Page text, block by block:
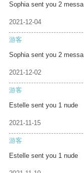
Sophia sent you 2 messa
2021-12-04
游客
Sophia sent you 2 messa
2021-12-02
游客
Estelle sent you 1 nude
2021-11-15
游客
Estelle sent you 1 nude